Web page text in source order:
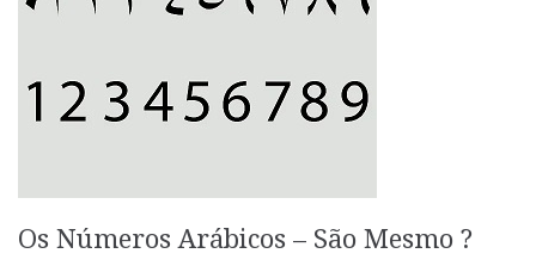
Os Números Arábicos – São Mesmo ?